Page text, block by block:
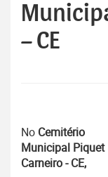
– CE
No Cemitério
Municipal Piquet
Carneiro - CE,